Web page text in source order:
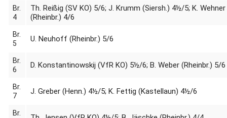
Br.
4
Th. Reißig (SV KO) 5/6; J. Krumm (Siersh.) 4½/5; K. Wehner
(Rheinbr.) 4/6
Br.
5
U. Neuhoff (Rheinbr.) 5/6
Br.
6
D. Konstantinowskij (VfR KO) 5½/6; B. Weber (Rheinbr.) 5/6
Br.
7
J. Greber (Henn.) 4½/5; K. Fettig (Kastellaun) 4½/6
Br.